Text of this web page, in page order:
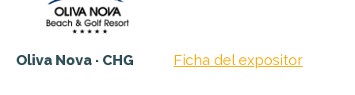
Oliva Nova · CHG Ficha del expositor